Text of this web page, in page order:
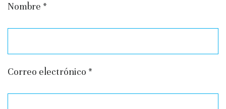
Nombre *
Correo electrónico *